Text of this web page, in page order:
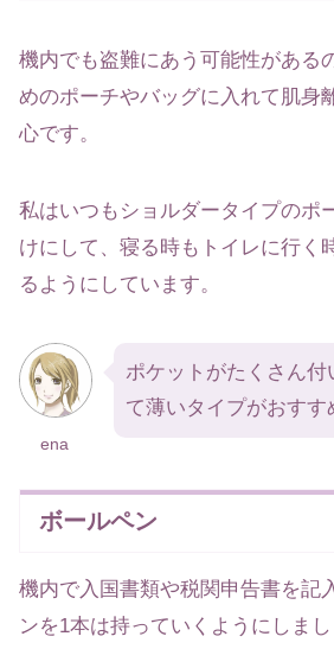
機内でも盗難にあう可能性がある
めのポーチやバッグに入れて肌身
心です。
私はいつもショルダータイプのポ
けにして、寝る時もトイレに行く
るようにしています。
ena
ポケットがたくさん付
て薄いタイプがおすす
ボールペン
機内で入国書類や税関申告書を記
ンを1本は持っていくようにしまし